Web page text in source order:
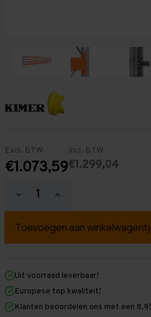
Excl. BTW
€1.073,59
Incl. BTW
€1.299,04
Hoeveelheid
verlagen
Palletstelling
mm
mm
x
1.100
mm
Hoeveelheid
verhogen
Palletstelling
mm
mm
1.100
mm
Uit voorraad leverbaar!
Europese top kwaliteit!
Klanten beoordelen ons met een 8,9!